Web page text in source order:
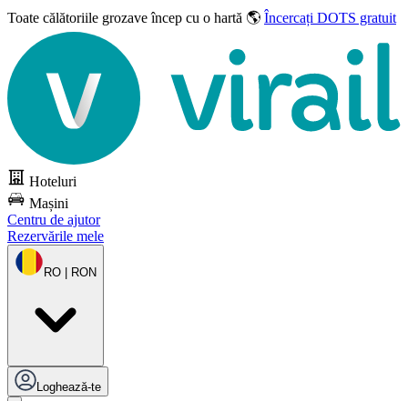
Toate călătoriile grozaveîncep cu o hartă 🌎 Încercați DOTS gratuit
Hoteluri
Mașini
Centru de ajutor
Rezervările mele
RO | RON
Loghează-te